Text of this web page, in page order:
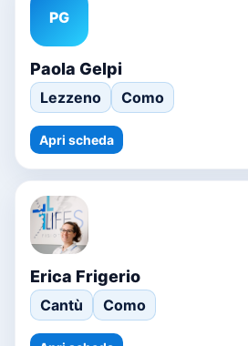
PG
Paola Gelpi
Lezzeno Como
Apri scheda
Erica Frigerio
Cantù Como